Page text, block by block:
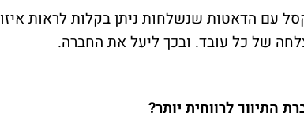
עם הדאטות שנשלחות ניתן בקלות לראות
של כל עובד. ובכך ליעל את החברה.
התיווך לרווחית יותר?